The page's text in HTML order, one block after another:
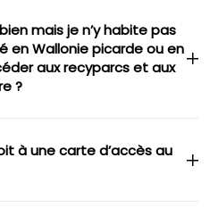
mais je n’y habite pas
en Wallonie picarde ou en
aux recyparcs et aux
?
à une carte d’accès au